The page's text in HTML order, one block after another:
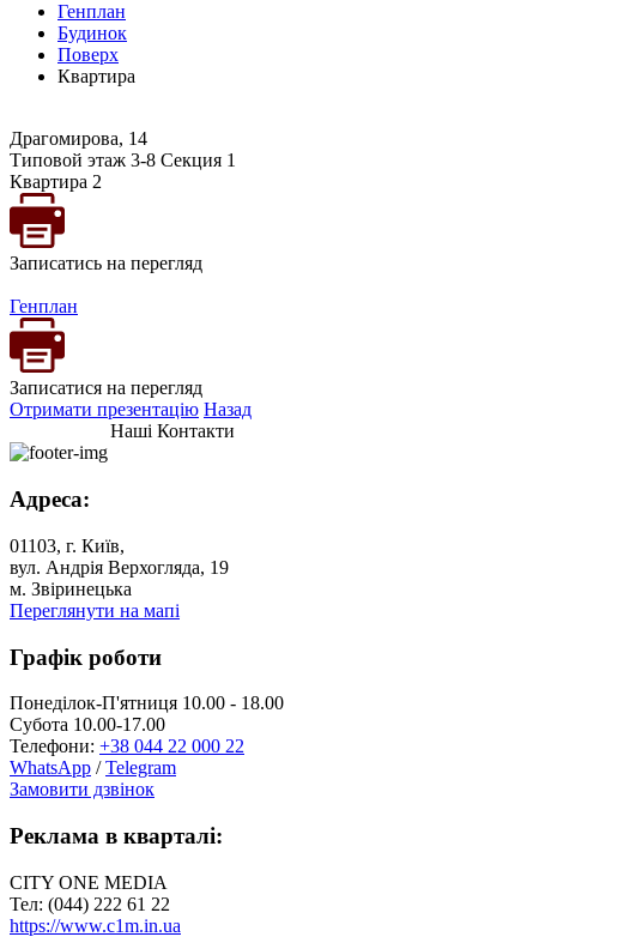
Генплан
Будинок
Поверх
Квартира
Драгомирова, 14
Типовой этаж 3-8 Секция 1
Квартира 2
Записатись на перегляд
Генплан
Записатися на перегляд
Отримати презентацію Назад
Наші Контакти
Адреса:
01103, г. Київ,
вул. Андрія Верхогляда, 19
м. Звіринецька
Переглянути на мапі
Графік роботи
Понеділок-П'ятниця 10.00 - 18.00
Субота 10.00-17.00
Телефони: +38 044 22 000 22
WhatsApp /Telegram
Замовити дзвінок
Реклама в кварталі:
CITY ONE MEDIA
Тел: (044) 222 61 22
https://www.c1m.in.ua